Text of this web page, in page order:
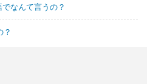
なんて言うの？
？